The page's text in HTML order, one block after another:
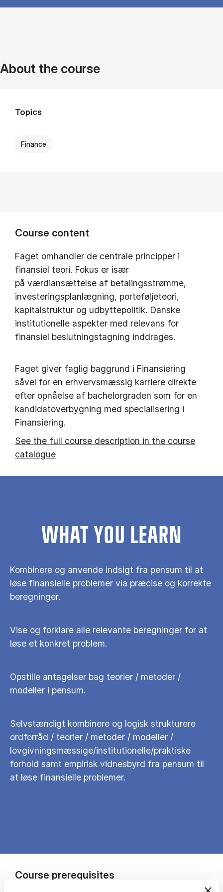
About the course
Topics
Finance
Course content
Faget omhandler de centrale principper i
finansiel teori. Fokus er især
på værdiansættelse af betalingsstrømme,
investeringsplanlægning, porteføljeteori,
kapitalstruktur og udbyttepolitik. Danske
institutionelle aspekter med relevans for
finansiel beslutningstagning inddrages.
Faget giver faglig baggrund i Finansiering
såvel for en erhvervsmæssig karriere direkte
efter opnåelse af bachelorgraden som for en
kandidatoverbygning med specialisering i
Finansiering.
See the full course description in the course
catalogue
WHAT YOU LEARN
Kombinere og anvende indsigt fra pensum til at
løse finansielle problemer via præcise og korrekte
beregninger.
Vise og forklare alle relevante beregninger for at
løse et konkret problem.
Opstille antagelser bag teorier / metoder /
modeller i pensum.
Selvstændigt kombinere og logisk strukturere
ordforråd / teorier / metoder / modeller /
lovgivningsmæssige/institutionelle/praktiske
forhold samt empirisk vidnesbyrd fra pensum til
at løse finansielle problemer.
Course prerequisites